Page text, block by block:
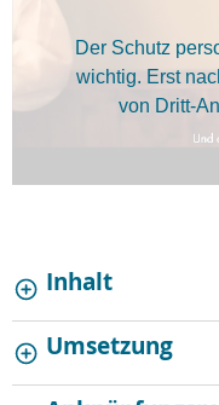
Der Schutz
wichtig. Erst
von Dritt-
Inhalt
Umsetzung